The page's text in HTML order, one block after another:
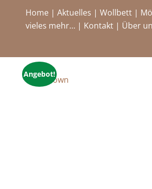
Home | Aktuelles | Wollbett |
vieles mehr… | Kontakt | Über
Angebot!